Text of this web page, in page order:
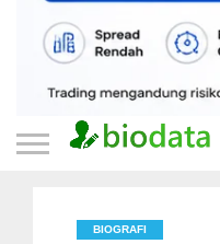
BIOGRAFI